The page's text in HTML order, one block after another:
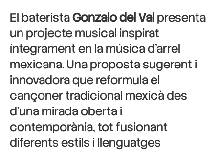
El bateristaGonzalo del Valpresenta
un projecte musical inspirat
íntegrament en la música d’arrel
mexicana. Una proposta sugerent i
innovadora que reformula el
cançoner tradicional mexicà des
d’una mirada oberta i
contemporània, tot fusionant
diferents estils i llenguatges